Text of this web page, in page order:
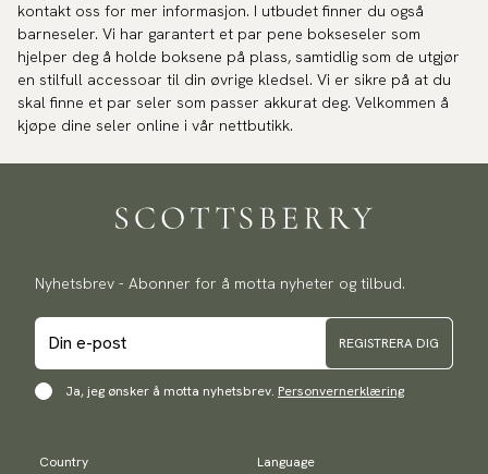
kontakt oss for mer informasjon. I utbudet finner du også
barneseler. Vi har garantert et par pene bokseseler som
hjelper deg å holde boksene på plass, samtidlig som de utgjør
en stilfull accessoar til din øvrige kledsel. Vi er sikre på at du
skal finne et par seler som passer akkurat deg. Velkommen å
kjøpe dine seler online i vår nettbutikk.
Nyhetsbrev - Abonner for å motta nyheter og tilbud.
REGISTRERA DIG
Ja, jeg ønsker å motta nyhetsbrev. Personvernerklæring
Country Language